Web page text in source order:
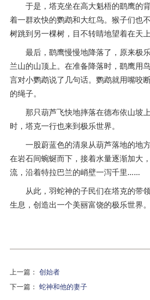
于是，塔克坐在高大魁梧的鹞鹰的
着一群欢快的鹦鹉和大红鸟。猴子们也
树跳到另一棵树，目不转睛地望着在天
最后，鹞鹰慢慢地降落了，原来极
兰山的山顶上。在准备降落时，鹞鹰用
言对小鹦鹉说了几句话。鹦鹉就用嘴咬
的绳子。
那只葫芦飞快地摔落在德布依山坡
时，塔克一行也来到极乐世界。
一股蔚蓝色的清泉从葫芦落地的地
在岩石间蜿蜒而下，接着水量逐渐加大
流，沿着特拉巴兰的峭壁一泻千里……
从此，羽蛇神的子民们在塔克的带
生息，创造出一个美丽富饶的极乐世界。
上一篇 ： 创始者
下一篇 ： 蛇神和他的妻子